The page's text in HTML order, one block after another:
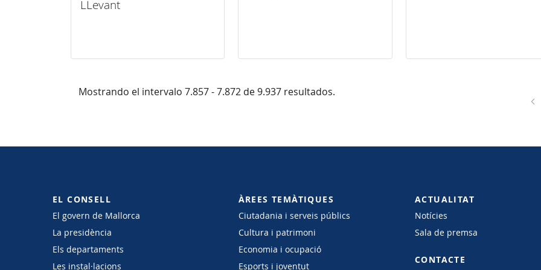
LLevant
Mostrando el intervalo 7.857 - 7.872 de 9.937 resultados.
EL CONSELL
El govern de Mallorca
La presidència
Els departaments
Les instal·lacions
ÀREES TEMÀTIQUES
Ciutadania i serveis públics
Cultura i patrimoni
Economia i ocupació
Esports i joventut
ACTUALITAT
Notícies
Sala de premsa
CONTACTE